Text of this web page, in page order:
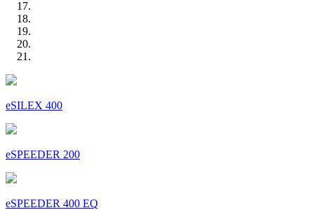
eSILEX 400
eSPEEDER 200
eSPEEDER 400 EQ